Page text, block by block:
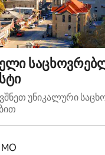
უნიკალური
გახდება,